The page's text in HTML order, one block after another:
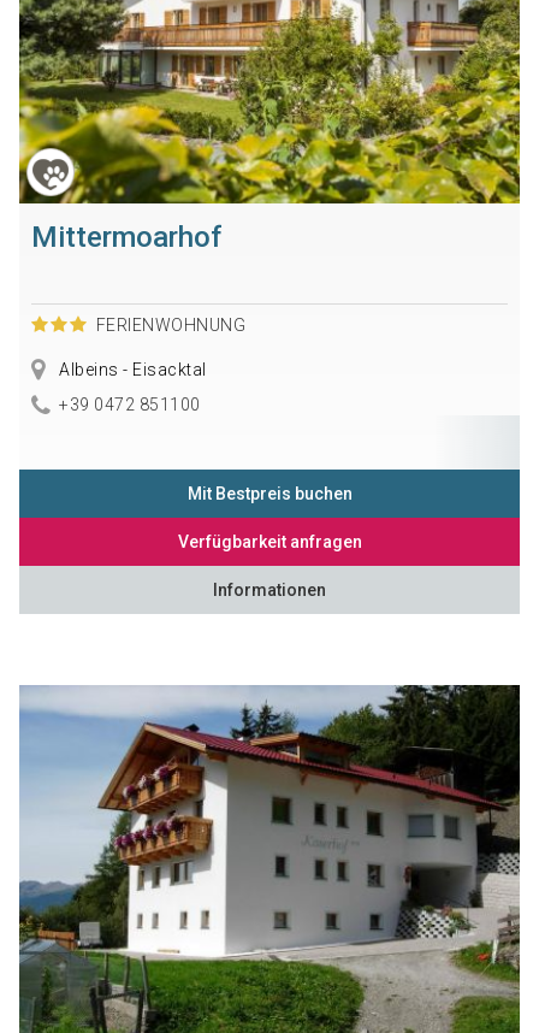
Mittermoarhof
FERIENWOHNUNG
Albeins - Eisacktal
+39 0472 851100
Mit Bestpreis buchen
Verfügbarkeit anfragen
Informationen